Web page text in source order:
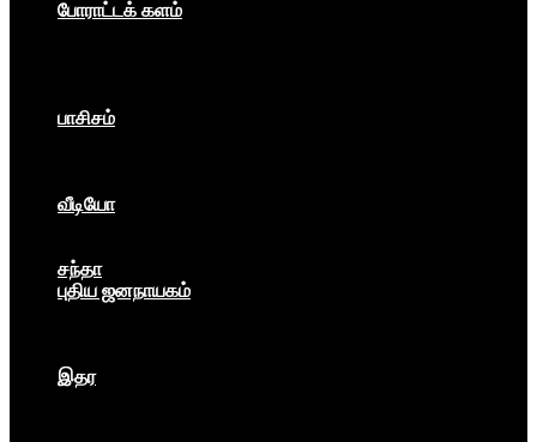
போராட்டக் களம்
பாசிசம்
வீடியோ
சந்தா
புதிய ஜனநாயகம்
இதர